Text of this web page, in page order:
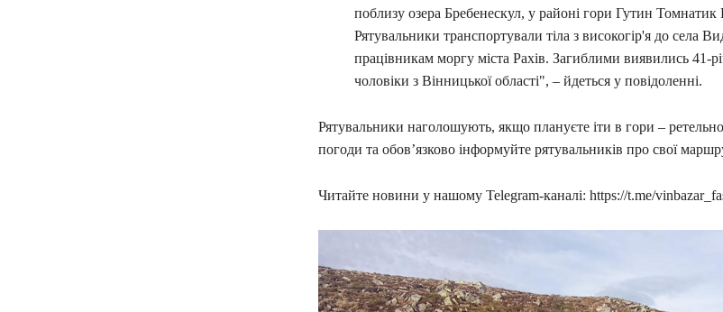
поблизу озера Бребенескул, у районі гори Гутин Томнатик
Рятувальники транспортували тіла з високогір'я до села
працівникам моргу міста Рахів. Загиблими виявились 41-
чоловіки з Вінницької області", – йдеться у повідоленні.
Рятувальники наголошують, якщо плануєте іти в гори –
погоди та обов’язково інформуйте рятувальників про свої
Читайте новини у нашому Telegram-каналі: https://t.me/